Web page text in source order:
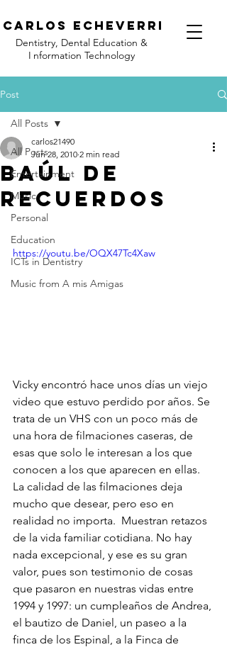
Carlos Echeverri
Dentistry, Dental Education &
I nformation Technology
Post
All Posts
Entertainment
Music
Personal
Education
ICTs in Dentistry
Music from A mis Amigas
All Posts
Baúl de
Recuerdos
carlos21490
Jun 28, 2010 2 min read
https://youtu.be/OQX47Tc4Xaw
Vicky encontró hace unos días un viejo
video que estuvo perdido por años. Se
trata de un VHS con un poco más de
una hora de filmaciones caseras, de
esas que solo le interesan a los que
conocen a los que aparecen en ellas.
La calidad de las filmaciones deja
mucho que desear, pero eso en
realidad no importa.  Muestran retazos
de la vida familiar cotidiana. No hay
nada excepcional, y ese es su gran
valor, pues son testimonio de cosas
que pasaron en nuestras vidas entre
1994 y 1997: un cumpleaños de Andrea,
el bautizo de Daniel, un paseo a la
finca de los Espinal, a la Finca de